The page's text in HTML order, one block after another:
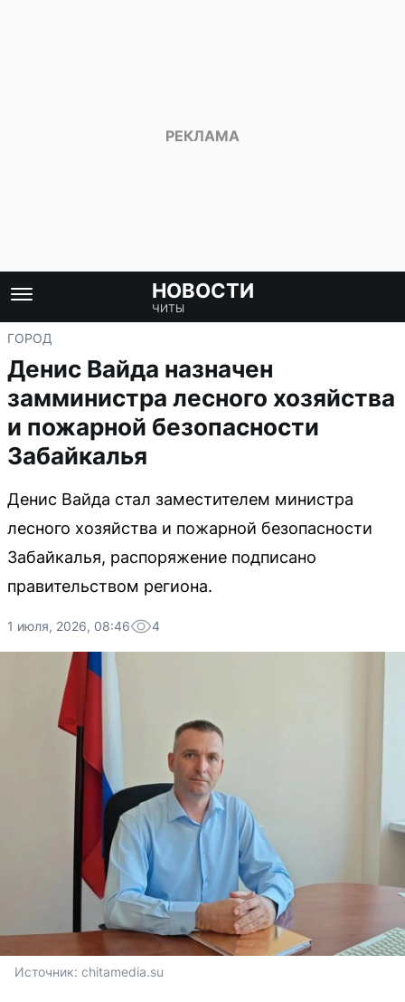
НОВОСТИ
ЧИТЫ
ГОРОД
Денис Вайда назначен
замминистра лесного хозяйства
и пожарной безопасности
Забайкалья
Денис Вайда стал заместителем министра
лесного хозяйства и пожарной безопасности
Забайкалья, распоряжение подписано
правительством региона.
1 июля, 2026, 08:46 4
Источник: chitamedia.su